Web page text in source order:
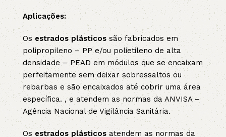
Aplicações:
Os estrados plásticos são fabricados em
polipropileno – PP e/ou polietileno de alta
densidade – PEAD em módulos que se encaixam
perfeitamente sem deixar sobressaltos ou
rebarbas e são encaixados até cobrir uma área
específica. , e atendem as normas da ANVISA –
Agência Nacional de Vigilância Sanitária.
Os estrados plásticosatendem as normas da